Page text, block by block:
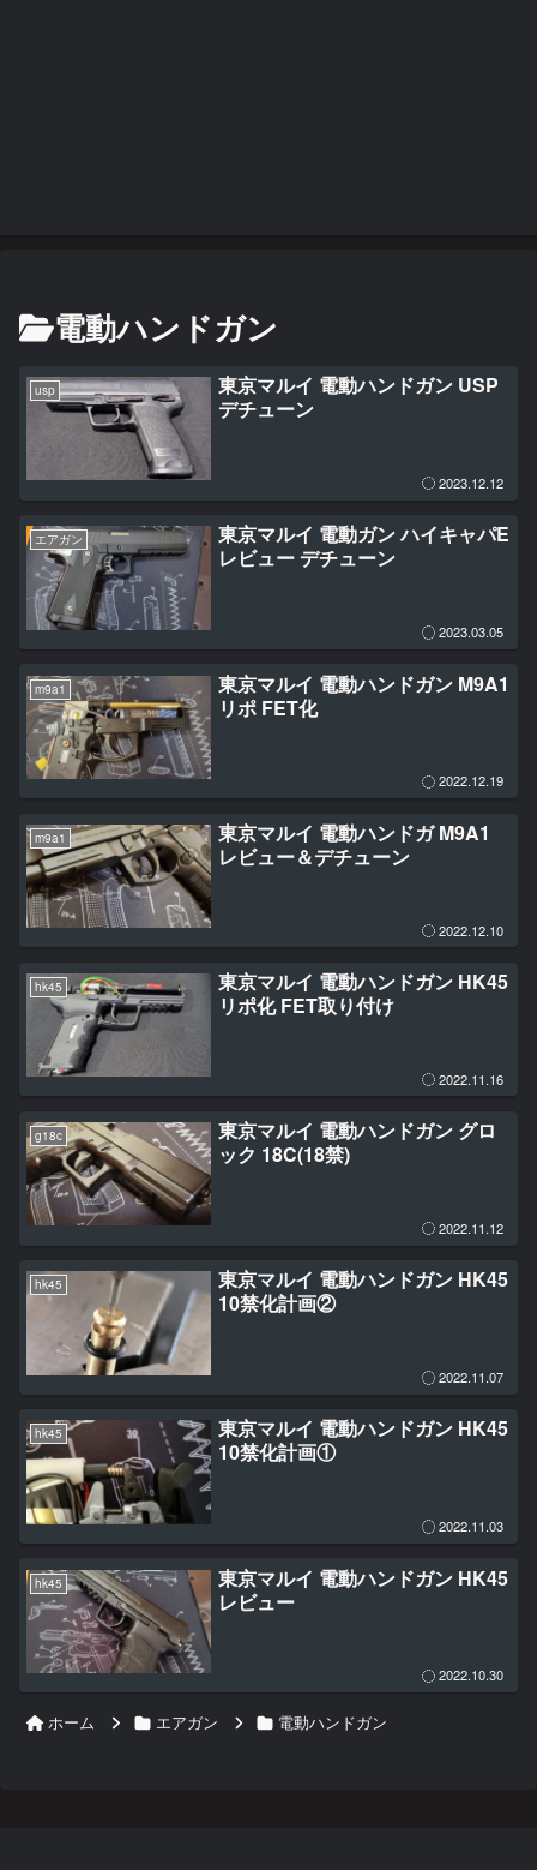
電動ハンドガン
usp
東京マルイ 電動ハンドガン USP
デチューン
2023.12.12
エアガン
東京マルイ 電動ガン ハイキャパE
レビュー デチューン
2023.03.05
m9a1
東京マルイ 電動ハンドガン M9A1
リポ FET化
2022.12.19
m9a1
東京マルイ 電動ハンドガ M9A1
レビュー＆デチューン
2022.12.10
hk45
東京マルイ 電動ハンドガン HK45
リポ化 FET取り付け
2022.11.16
g18c
東京マルイ 電動ハンドガン グロ
ック 18C(18禁)
2022.11.12
hk45
東京マルイ 電動ハンドガン HK45
10禁化計画②
2022.11.07
hk45
東京マルイ 電動ハンドガン HK45
10禁化計画①
2022.11.03
hk45
東京マルイ 電動ハンドガン HK45
レビュー
2022.10.30
ホーム エアガン 電動ハンドガン